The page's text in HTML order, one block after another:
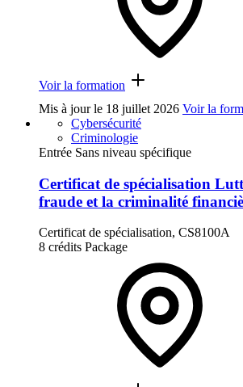
Voir la formation
Mis à jour le 18 juillet 2026 Voir la
Cybersécurité
Criminologie
Entrée Sans niveau spécifique
Certificat de spécialisation
fraude et la criminalité
Certificat de spécialisation, CS8100A
8 crédits Package